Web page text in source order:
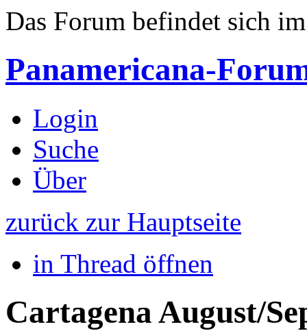
Das Forum befindet sich
Panamericana-
Login
Suche
Über
zurück zur Hauptseite
in Thread öffnen
Cartagena August/